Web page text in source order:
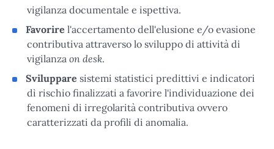
vigilanza documentale e ispettiva.
Favorire l'accertamento dell'elusione e/o evasione
contributiva attraverso lo sviluppo di attività di
vigilanza on desk.
Sviluppare sistemi statistici predittivi e indicatori
dì rischio finalizzati a favorire l'individuazione dei
fenomeni di irregolarità contributiva ovvero
caratterizzati da profili di anomalia.